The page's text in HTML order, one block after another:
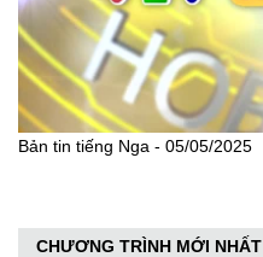
Bản tin tiếng Nga - 05/05/2025
CHƯƠNG TRÌNH MỚI NHẤT